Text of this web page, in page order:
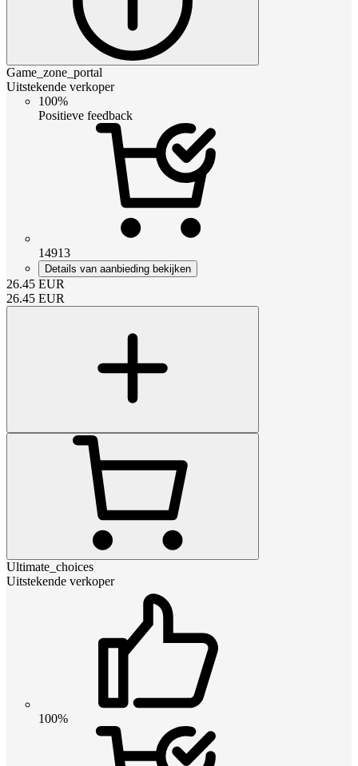
Game_zone_portal
Uitstekende verkoper
100%
Positieve feedback
14913
Details van aanbieding bekijken
26.45 EUR
26.45 EUR
Ultimate_choices
Uitstekende verkoper
100%